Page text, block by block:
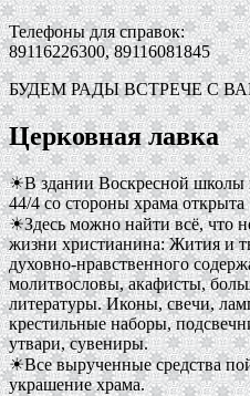
Телефоны для справок:
89116226300, 89116081845
БУДЕМ РАДЫ ВСТРЕЧЕ С
Церковная лавка
☀В здании Воскресной школы
44/4 со стороны храма
☀Здесь можно найти всё, что
жизни христианина: Жития и
духовно-нравственного
молитвословы, акафисты,
литературы. Иконы, свечи,
крестильные наборы,
утвари, сувениры.
☀Все вырученные средства
украшение храма.